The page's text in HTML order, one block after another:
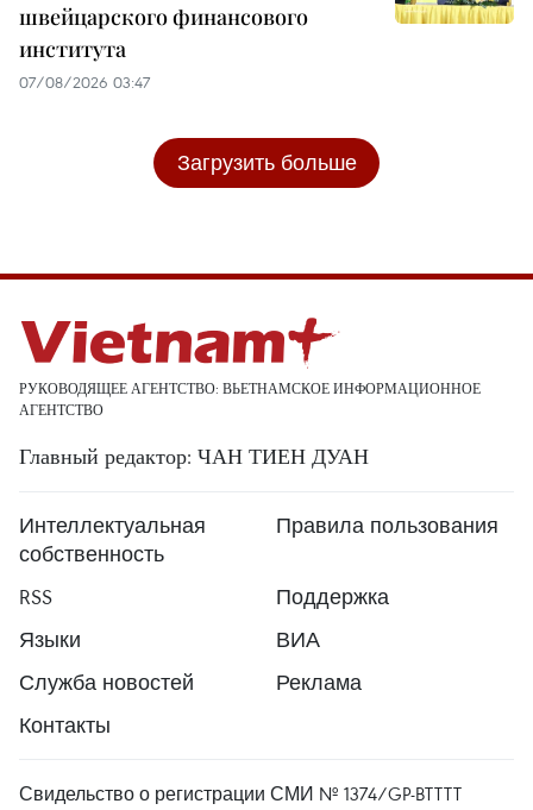
швейцарского финансового
института
07/08/2026 03:47
Загрузить больше
РУКОВОДЯЩЕЕ АГЕНТСТВО: ВЬЕТНАМСКОЕ ИНФОРМАЦИОННОЕ
АГЕНТСТВО
Главный редактор: ЧАН ТИЕН ДУАН
Интеллектуальная
собственность
Правила пользования
RSS
Поддержка
Языки
ВИА
Служба новостей
Реклама
Контакты
Свидельство о регистрации СМИ № 1374/GP-BTTTT